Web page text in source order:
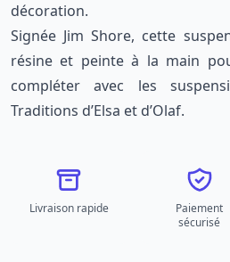
décoration.
Signée Jim Shore, cette
résine et peinte à la main
compléter avec les
Traditions d’Elsa et d’Olaf.
Livraison rapide
Paiement
sécurisé